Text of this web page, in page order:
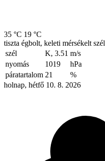
35 °C 19 °C
tiszta égbolt, keleti mérsékelt szél
szél
K, 3.51 m/s
nyomás
1019
hPa
páratartalom 21
%
holnap, hétfő 10. 8. 2026